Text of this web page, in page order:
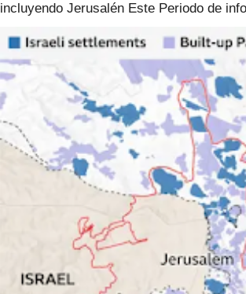
incluyendo Jerusalén Este Periodo de